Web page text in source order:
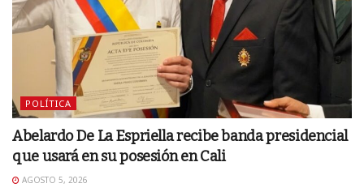
POLÍTICA
Abelardo De La Espriella recibe banda presidencial
que usará en su posesión en Cali
AGOSTO 5, 2026